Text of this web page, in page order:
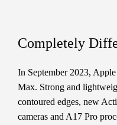
Completely
In September 2023,
Max. Strong and
contoured edges, new
cameras and A17 Pro